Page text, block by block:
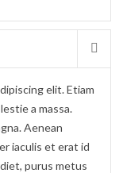
elit. Etiam
a massa.
Aenean
iaculis et erat id
purus metus